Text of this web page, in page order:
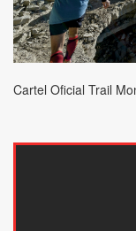
Cartel Oficial Trail